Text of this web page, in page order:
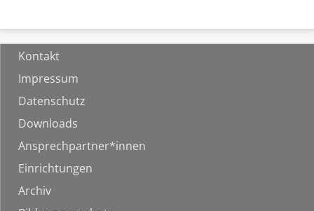
Kontakt
Impressum
Datenschutz
Downloads
Ansprechpartner*innen
Einrichtungen
Archiv